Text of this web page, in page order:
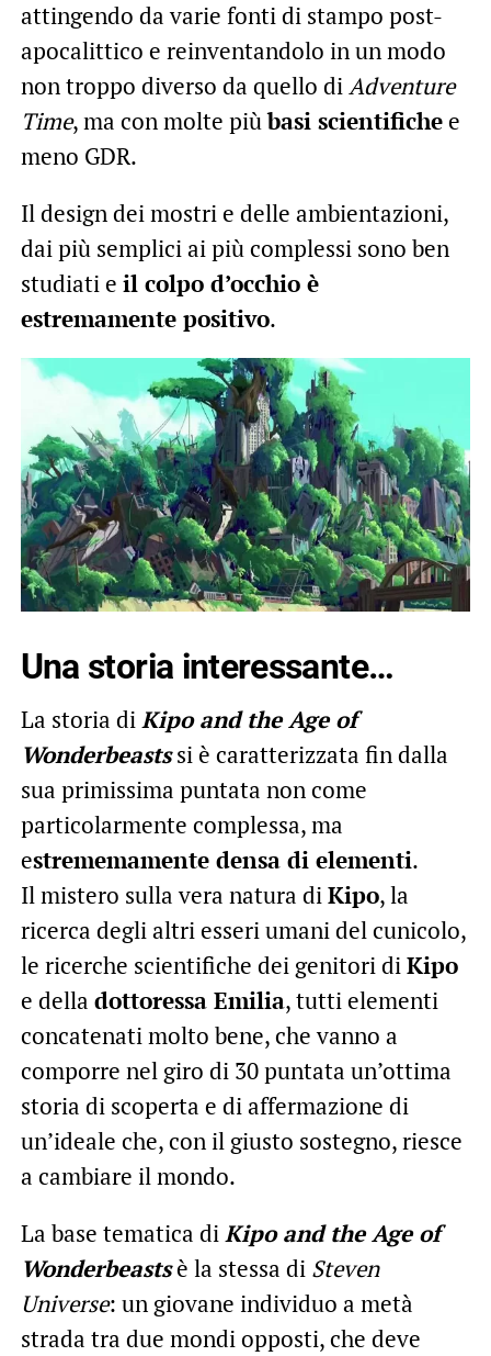
attingendo da varie fonti di stampo post-
apocalittico e reinventandolo in un modo
non troppo diverso da quello di Adventure
Time, ma con molte piùbasi scientifichee
meno GDR.
Il design dei mostri e delle ambientazioni,
dai più semplici ai più complessi sono ben
studiati e il colpo d’occhio è
estremamente positivo.
Una storia interessante…
La storia diKipo and the Age of
Wonderbeastssi è caratterizzata fin dalla
sua primissima puntata non come
particolarmente complessa, ma
estrememamente densa di elementi.
Il mistero sulla vera natura diKipo, la
ricerca degli altri esseri umani del cunicolo,
le ricerche scientifiche dei genitori diKipo
e della dottoressa Emilia, tutti elementi
concatenati molto bene, che vanno a
comporre nel giro di 30 puntata un’ottima
storia di scoperta e di affermazione di
un’ideale che, con il giusto sostegno, riesce
a cambiare il mondo.
La base tematica diKipo and the Age of
Wonderbeastsè la stessa di Steven
Universe: un giovane individuo a metà
strada tra due mondi opposti, che deve